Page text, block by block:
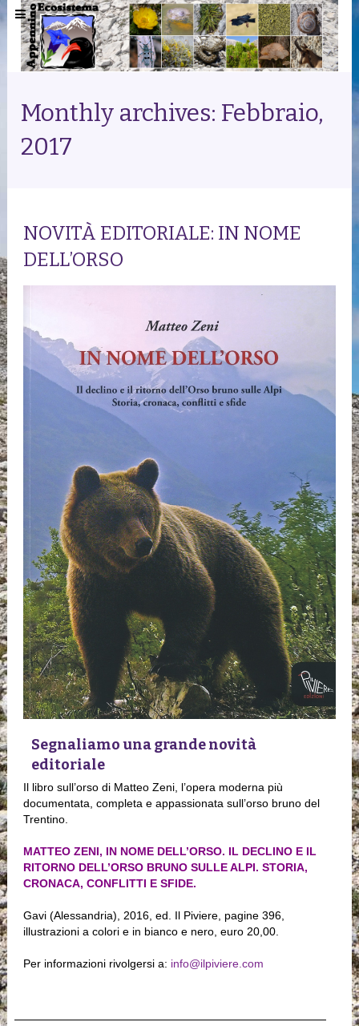
Monthly archives: Febbraio,
2017
NOVITÀ EDITORIALE: IN NOME
DELL’ORSO
Segnaliamo una grande novità
editoriale
Il libro sull’orso di Matteo Zeni, l’opera moderna più
documentata, completa e appassionata sull’orso bruno del
Trentino.
MATTEO ZENI, IN NOME DELL’ORSO. IL DECLINO E IL
RITORNO DELL’ORSO BRUNO SULLE ALPI. STORIA,
CRONACA, CONFLITTI E SFIDE.
Gavi (Alessandria), 2016, ed. Il Piviere, pagine 396,
illustrazioni a colori e in bianco e nero, euro 20,00.
Per informazioni rivolgersi a: info@ilpiviere.com